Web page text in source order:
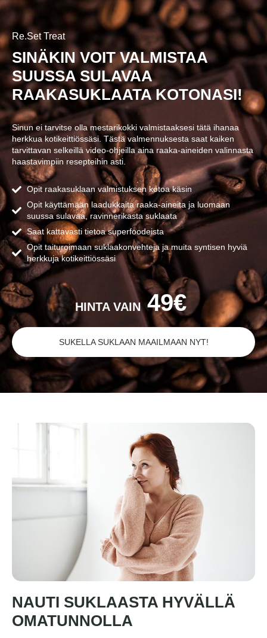
Siirry
sisältöön
Re.Set Treat
SINÄKIN VOIT VALMISTAA
SUUSSA SULAVAA
RAAKASUKLAATA KOTONASI!
Sinun ei tarvitse olla mestarikokki valmistaaksesi tätä ihanaa
herkkua kotikeittiössäsi. Tästä valmennuksesta saat kaiken
tarvittavan selkeillä video-ohjeilla aina raaka-aineiden valinnasta
haastavimpiin resepteihin asti.
Opit raakasuklaan valmistuksen kotoa käsin
Opit käyttämään laadukkaita raaka-aineita ja luomaan
suussa sulavaa, ravinnerikasta suklaata
Saat kattavasti tietoa superfoodeista
Opit taituroimaan suklaakonvehteja ja muita syntisen hyviä
herkkuja kotikeittiössäsi
HINTA VAIN49€
SUKELLA SUKLAAN MAAILMAAN NYT!
NAUTI SUKLAASTA HYVÄLLÄ
OMATUNNOLLA